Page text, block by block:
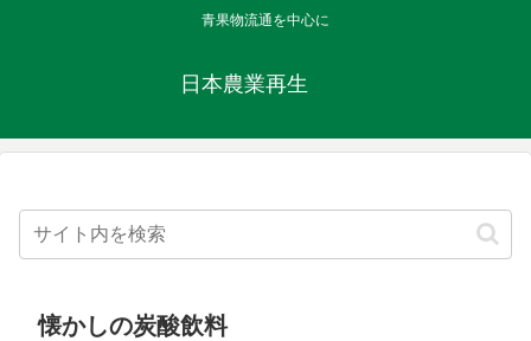
青果物流通を中心に
日本農業再生
懐かしの炭酸飲料